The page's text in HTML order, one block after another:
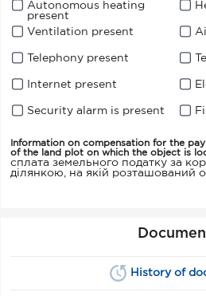
Autonomous heating
present
Ventilation present
Telephony present
Internet present
Security alarm is present
Information on compensation for the
of the land plot on which the object is
сплата земельного податку за
ділянкою, на якій розташований
History of